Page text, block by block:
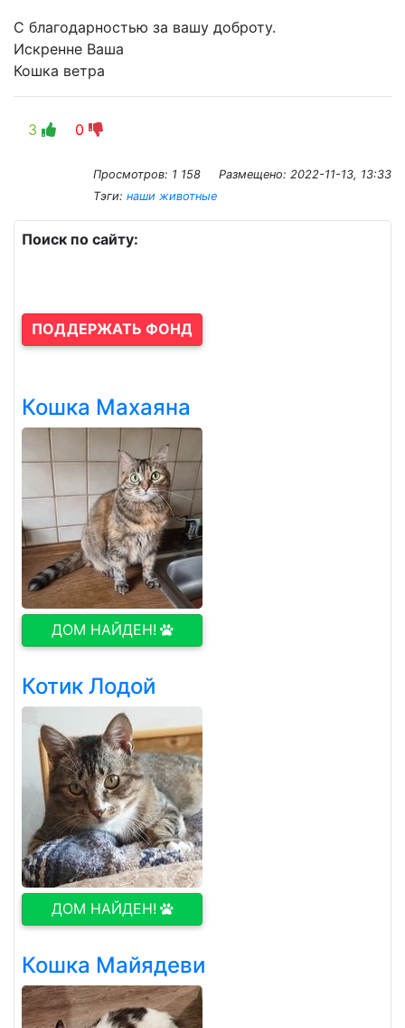
С благодарностью за вашу доброту.
Искренне Ваша
Кошка ветра
3 0
Просмотров: 1 158 Размещено: 2022-11-13, 13:33
Тэги: наши животные
Поиск по сайту:
ПОДДЕРЖАТЬ ФОНД
Кошка Махаяна
ДОМ НАЙДЕН!
Котик Лодой
ДОМ НАЙДЕН!
Кошка Майядеви